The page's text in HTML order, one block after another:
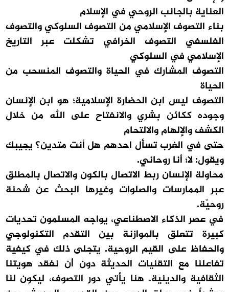
العناية بالجانب الروحي في الإسلام
بناء التصوف الإسلامي من التصوف السلوكي والتصوف
الفلسفي التصوف الخرافي تشكلت عبر التاريخ
الإسلامي في السلوكي
التصوف المشارك في الحياة والتصوف المنسحب من
الحياة
التصوف ليس ابن الحضارة الإسلامية؛ هو ابن الإنسان
وجوده ككائن بشري والانفتاح على الله من خلال
الكشف والإلهام والالتحام
حتى في الغرب تسأل احدهم هل أنت متدين؟ يجيبك
ويقول: لا؛ أنا روحاني.
محاولة الإنسان ربط الاتصال بالكون والاتصال بالمطلق
عبر الممارسات والصلوات وغيرها البحث عن شحنة
روحيّة.
في عصر الذكاء الاصطناعي، يواجه المسلمون تحديات
كبيرة تتعلق بالموازنة بين التقدم التكنولوجي
والحفاظ على القيم الروحية. يتجلى ذلك في كيفية
تفاعلنا مع التقنيات الحديثة دون أن نفقد هويتنا
الثقافية والدينية. هنا يأتي دور التصوف، ليكون لنا